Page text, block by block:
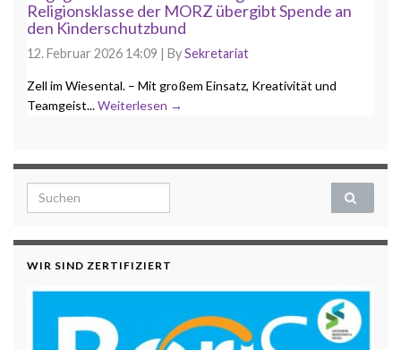
Religionsklasse der MORZ übergibt Spende an
den Kinderschutzbund
12. Februar 2026 14:09 | BySekretariat
Zell im Wiesental. – Mit großem Einsatz, Kreativität und
Teamgeist...Weiterlesen →
Search for:
WIR SIND ZERTIFIZIERT